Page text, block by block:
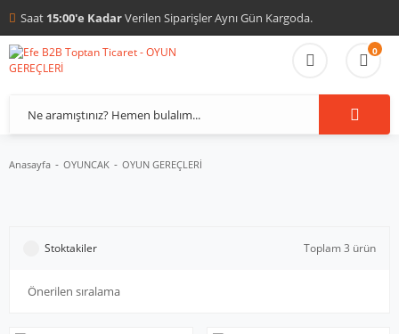
Saat 15:00'e KadarVerilen Siparişler Aynı Gün Kargoda.
0
Anasayfa OYUNCAK OYUN GEREÇLERİ
Stoktakiler Toplam 3 ürün